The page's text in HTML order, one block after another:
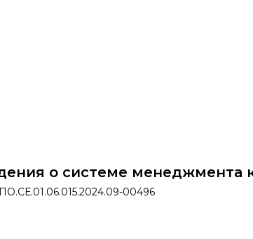
о системе менеджмента
00496